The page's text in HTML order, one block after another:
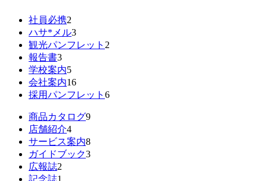
社員必携2
ハサ*メル3
観光パンフレット 2
報告書3
学校案内5
会社案内16
採用パンフレット 6
商品カタログ9
店舗紹介4
サービス案内8
ガイドブック3
広報誌2
記念誌1